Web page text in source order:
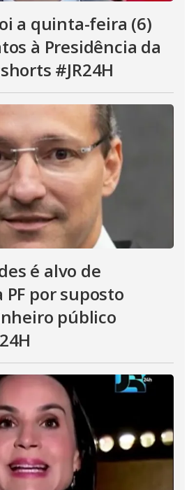
a quinta-feira (6)
à Presidência da
#JR24H
é alvo de
PF por suposto
público